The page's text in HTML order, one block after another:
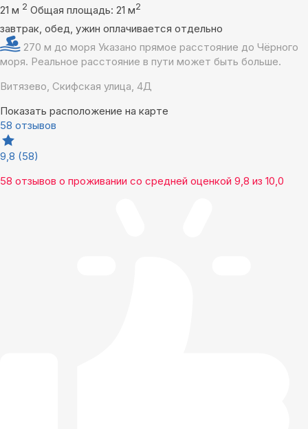
21 м 2 Общая площадь: 21 м2
завтрак, обед, ужин оплачивается отдельно
270 м до моря Указано прямое расстояние до Чёрного
моря. Реальное расстояние в пути может быть больше.
Витязево, Скифская улица, 4Д
Показать расположение на карте
58 отзывов
9,8 (58)
58 отзывов о проживании со средней оценкой 9,8 из 10,0